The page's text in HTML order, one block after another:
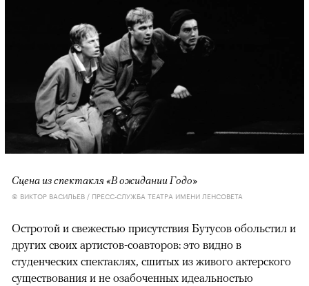
Сцена из спектакля «В ожидании Годо»
© ВИКТОР ВАСИЛЬЕВ / ПРЕСС-СЛУЖБА ТЕАТРА ИМЕНИ ЛЕНСОВЕТА
Остротой и свежестью присутствия Бутусов обольстил и
других своих артистов-соавторов: это видно в
студенческих спектаклях, сшитых из живого актерского
существования и не озабоченных идеальностью